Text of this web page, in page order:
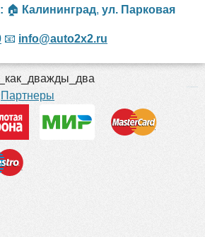
🏠 Калининград, ул. Парковая
📧 info@auto2x2.ru
Партнеры